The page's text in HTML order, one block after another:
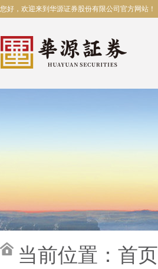
您好，欢迎来到华源证券股份有限公司官方网站！
当前位置： 首页